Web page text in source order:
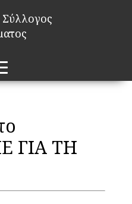
ΓΙΑ ΤΗ